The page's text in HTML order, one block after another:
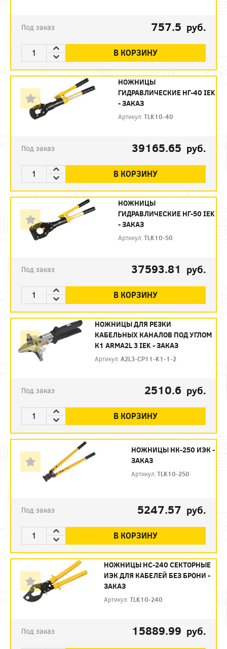
Под заказ 757.5 руб.
В КОРЗИНУ
НОЖНИЦЫ
ГИДРАВЛИЧЕСКИЕ НГ-40 IEK
- ЗАКАЗ
Артикул:TLK10-40
Под заказ 39165.65 руб.
В КОРЗИНУ
НОЖНИЦЫ
ГИДРАВЛИЧЕСКИЕ НГ-50 IEK
- ЗАКАЗ
Артикул:TLK10-50
Под заказ 37593.81 руб.
В КОРЗИНУ
НОЖНИЦЫ ДЛЯ РЕЗКИ
КАБЕЛЬНЫХ КАНАЛОВ ПОД УГЛОМ
К1 ARMA2L 3 IEK - ЗАКАЗ
Артикул:A2L3-CP11-K1-1-2
Под заказ 2510.6 руб.
В КОРЗИНУ
НОЖНИЦЫ НК-250 ИЭК -
ЗАКАЗ
Артикул:TLK10-250
Под заказ 5247.57 руб.
В КОРЗИНУ
НОЖНИЦЫ НС-240 СЕКТОРНЫЕ
ИЭК ДЛЯ КАБЕЛЕЙ БЕЗ БРОНИ -
ЗАКАЗ
Артикул:TLK10-240
Под заказ 15889.99 руб.